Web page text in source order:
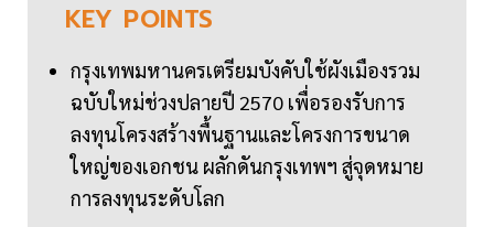
KEY POINTS
กรุงเทพมหานครเตรียมบังคับใช้ผังเมืองรวม
ฉบับใหม่ช่วงปลายปี 2570 เพื่อรองรับการ
ลงทุนโครงสร้างพื้นฐานและโครงการขนาด
ใหญ่ของเอกชน ผลักดันกรุงเทพฯ สู่จุดหมาย
การลงทุนระดับโลก